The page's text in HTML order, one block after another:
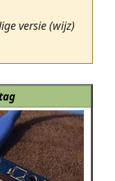
versie (wijz)